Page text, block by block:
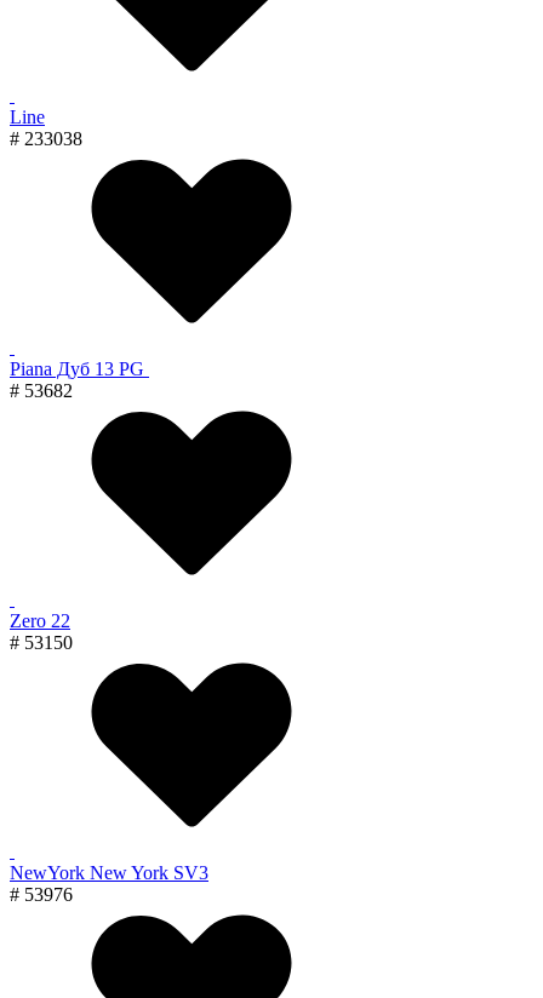
Line
# 233038
Piana Дуб 13 PG
# 53682
Zero 22
# 53150
NewYork New York SV3
# 53976